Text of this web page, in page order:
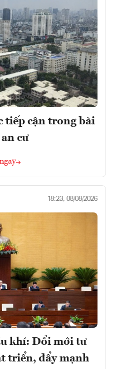
tiếp cận trong bài
cư
18:23, 08/08/2026
khí: Đổi mới tư
triển, đẩy mạnh